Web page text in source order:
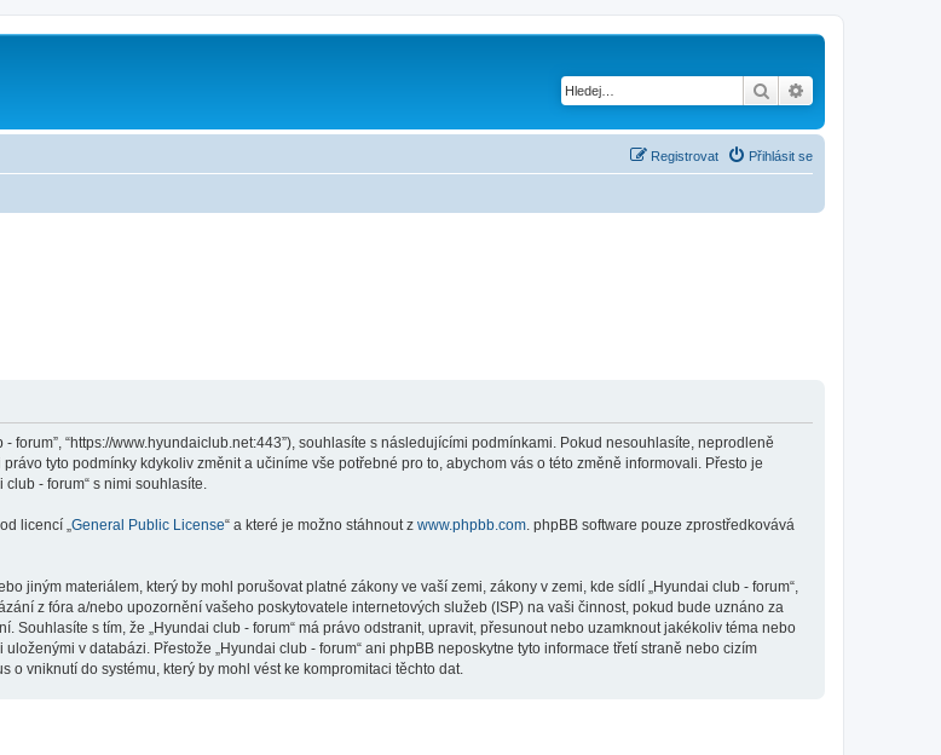
Hledat
Přihlásit se
Registrovat
- forum”, “https://www.hyundaiclub.net:443”), souhlasíte s následujícími podmínkami. Pokud nesouhlasíte, neprodleně
tyto podmínky kdykoliv změnit a učiníme vše potřebné pro to, abychom vás o této změně informovali. Přesto je
- forum“ s nimi souhlasíte.
licencí „ General Public License“ a které je možno stáhnout z www.phpbb.com . phpBB software pouze zprostředkovává
jiným materiálem, který by mohl porušovat platné zákony ve vaší zemi, zákony v zemi, kde sídlí „Hyundai club - forum“,
z fóra a/nebo upozornění vašeho poskytovatele internetových služeb (ISP) na vaši činnost, pokud bude uznáno za
s tím, že „Hyundai club - forum“ má právo odstranit, upravit, přesunout nebo uzamknout jakékoliv téma nebo
v databázi. Přestože „Hyundai club - forum“ ani phpBB neposkytne tyto informace třetí straně nebo cizím
vniknutí do systému, který by mohl vést ke kompromitaci těchto dat.